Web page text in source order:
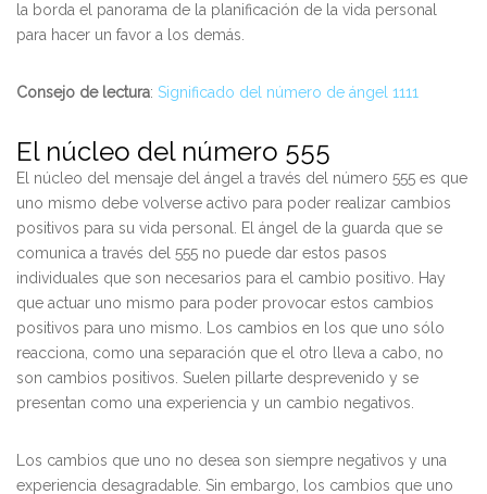
la borda el panorama de la planificación de la vida personal
para hacer un favor a los demás.
Consejo de lectura: Significado del número de ángel 1111
El núcleo del número 555
El núcleo del mensaje del ángel a través del número 555 es que
uno mismo debe volverse activo para poder realizar cambios
positivos para su vida personal. El ángel de la guarda que se
comunica a través del 555 no puede dar estos pasos
individuales que son necesarios para el cambio positivo. Hay
que actuar uno mismo para poder provocar estos cambios
positivos para uno mismo. Los cambios en los que uno sólo
reacciona, como una separación que el otro lleva a cabo, no
son cambios positivos. Suelen pillarte desprevenido y se
presentan como una experiencia y un cambio negativos.
Los cambios que uno no desea son siempre negativos y una
experiencia desagradable. Sin embargo, los cambios que uno